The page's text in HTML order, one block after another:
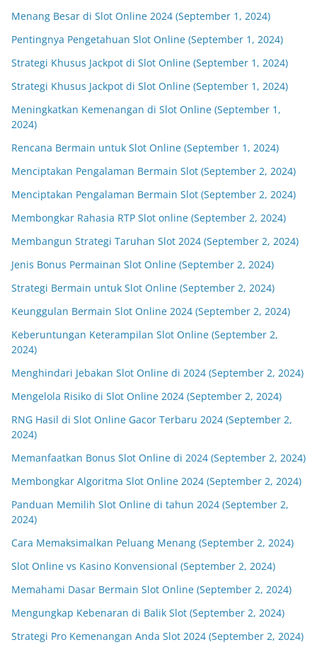
Menang Besar di Slot Online 2024 (September 1, 2024)
Pentingnya Pengetahuan Slot Online (September 1, 2024)
Strategi Khusus Jackpot di Slot Online (September 1, 2024)
Strategi Khusus Jackpot di Slot Online (September 1, 2024)
Meningkatkan Kemenangan di Slot Online (September 1,
2024)
Rencana Bermain untuk Slot Online (September 1, 2024)
Menciptakan Pengalaman Bermain Slot (September 2, 2024)
Menciptakan Pengalaman Bermain Slot (September 2, 2024)
Membongkar Rahasia RTP Slot online (September 2, 2024)
Membangun Strategi Taruhan Slot 2024 (September 2, 2024)
Jenis Bonus Permainan Slot Online (September 2, 2024)
Strategi Bermain untuk Slot Online (September 2, 2024)
Keunggulan Bermain Slot Online 2024 (September 2, 2024)
Keberuntungan Keterampilan Slot Online (September 2,
2024)
Menghindari Jebakan Slot Online di 2024 (September 2, 2024)
Mengelola Risiko di Slot Online 2024 (September 2, 2024)
RNG Hasil di Slot Online Gacor Terbaru 2024 (September 2,
2024)
Memanfaatkan Bonus Slot Online di 2024 (September 2, 2024)
Membongkar Algoritma Slot Online 2024 (September 2, 2024)
Panduan Memilih Slot Online di tahun 2024 (September 2,
2024)
Cara Memaksimalkan Peluang Menang (September 2, 2024)
Slot Online vs Kasino Konvensional (September 2, 2024)
Memahami Dasar Bermain Slot Online (September 2, 2024)
Mengungkap Kebenaran di Balik Slot (September 2, 2024)
Strategi Pro Kemenangan Anda Slot 2024 (September 2, 2024)